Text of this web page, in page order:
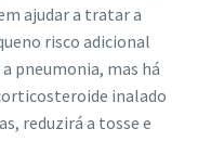
ajudar a tratar a
risco adicional
pneumonia, mas há
inalado
reduzirá a tosse e